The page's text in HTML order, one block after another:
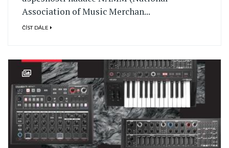
Association of Music Merchan...
ČÍST DÁLE